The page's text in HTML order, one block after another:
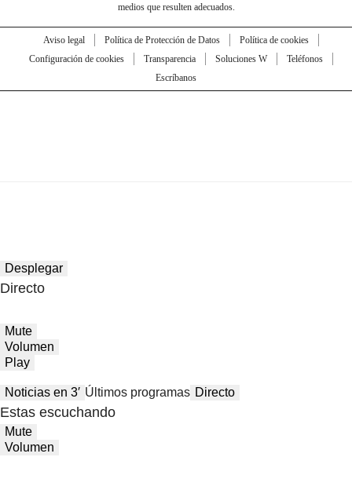
medios que resulten adecuados.
Aviso legal Política de Protección de Datos
Política de cookies
Configuración de cookies
Transparencia Soluciones W
Teléfonos
Escríbanos
Desplegar
Directo
Mute
Volumen
Play
Noticias en 3′ Últimos programas Directo
Estas escuchando
Mute
Volumen